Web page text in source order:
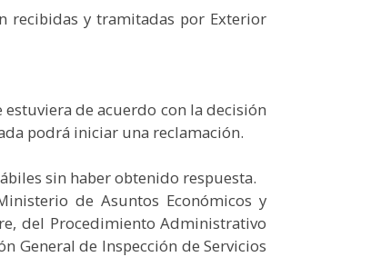
recibidas y tramitadas por Exterior
de acuerdo con la decisión
podrá iniciar una reclamación.
sin haber obtenido respuesta.
de Asuntos Económicos y
del Procedimiento Administrativo
General de Inspección de Servicios